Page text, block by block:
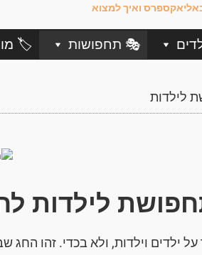
🎭 תחפושות 🏷️
לילדות
לילדות
ילדים וילדות, ולא בכדי. זהו החג